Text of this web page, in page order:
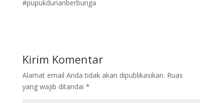
#pupukdurianberbunga
Kirim Komentar
Alamat email Anda tidak akan dipublikasikan. Ruas
yang wajib ditandai *